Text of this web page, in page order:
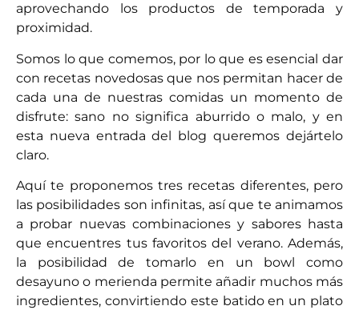
aprovechando los productos de temporada y
proximidad.
Somos lo que comemos, por lo que es esencial dar
con recetas novedosas que nos permitan hacer de
cada una de nuestras comidas un momento de
disfrute: sano no significa aburrido o malo, y en
esta nueva entrada del blog queremos dejártelo
claro.
Aquí te proponemos tres recetas diferentes, pero
las posibilidades son infinitas, así que te animamos
a probar nuevas combinaciones y sabores hasta
que encuentres tus favoritos del verano. Además,
la posibilidad de tomarlo en un bowl como
desayuno o merienda permite añadir muchos más
ingredientes, convirtiendo este batido en un plato